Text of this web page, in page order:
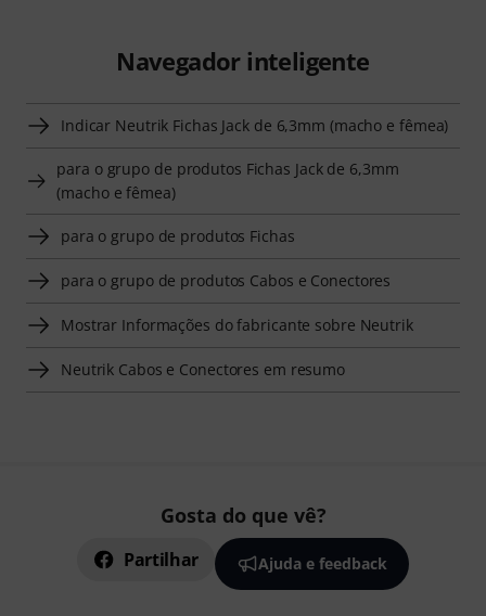
Navegador inteligente
Indicar Neutrik Fichas Jack de 6,3mm (macho e fêmea)
para o grupo de produtos Fichas Jack de 6,3mm
(macho e fêmea)
para o grupo de produtos Fichas
para o grupo de produtos Cabos e Conectores
Mostrar Informações do fabricante sobre Neutrik
Neutrik Cabos e Conectores em resumo
Gosta do que vê?
Partilhar Ajuda e feedback